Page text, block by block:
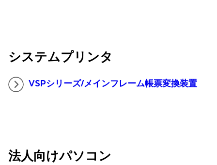
システムプリンタ
VSPシリーズ/メインフレーム帳票変換装置
法人向けパソコン